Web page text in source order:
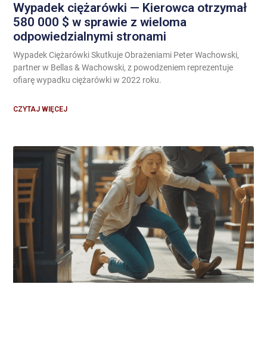
Wypadek ciężarówki — Kierowca otrzymał
580 000 $ w sprawie z wieloma
odpowiedzialnymi stronami
Wypadek Ciężarówki Skutkuje Obrażeniami Peter Wachowski,
partner w Bellas & Wachowski, z powodzeniem reprezentuje
ofiarę wypadku ciężarówki w 2022 roku.
CZYTAJ WIĘCEJ